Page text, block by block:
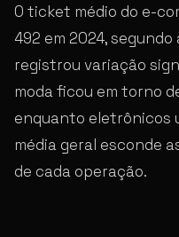
O ticket médio do e-
492 em 2024, segundo
registrou variação
moda ficou em torno
enquanto eletrônicos
média geral esconde
de cada operação.